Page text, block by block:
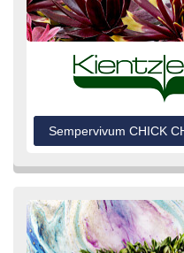
Sempervivum CHICK